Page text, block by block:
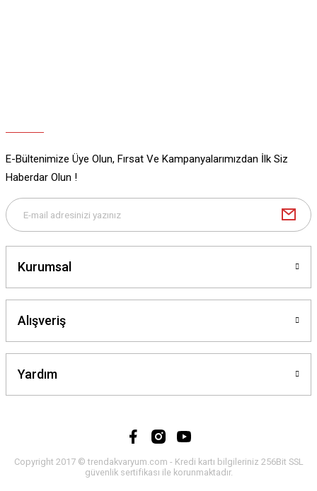
E-Bültenimize Üye Olun, Fırsat Ve Kampanyalarımızdan İlk Siz
Haberdar Olun !
Kurumsal
Alışveriş
Yardım
Copyright 2017 © trendakvaryum.com - Kredi kartı bilgileriniz 256Bit SSL
güvenlik sertifikası ile korunmaktadır.